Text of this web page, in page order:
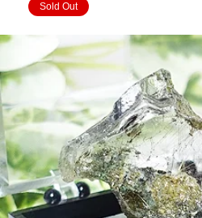
Sold Out